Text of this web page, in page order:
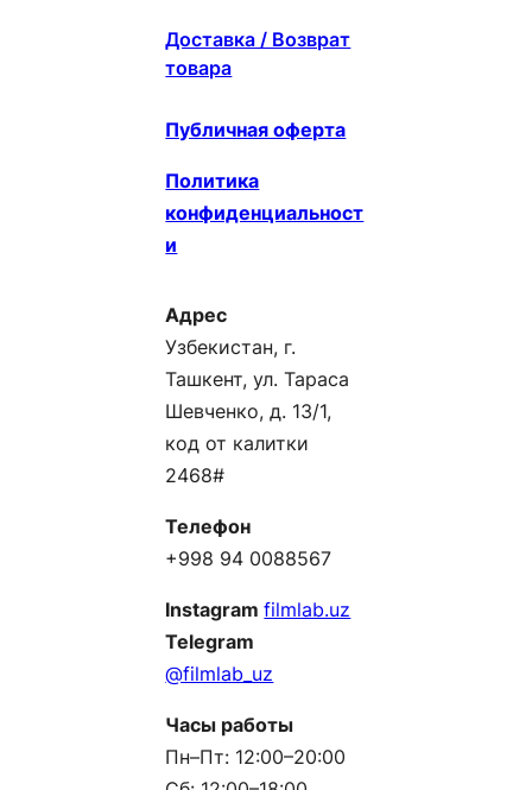
Доставка / Возврат
товара
Публичная оферта
Политика
конфиденциальност
и
Адрес
Узбекистан, г.
Ташкент, ул. Тараса
Шевченко, д. 13/1,
код от калитки
2468#
Телефон
+998 94 0088567
Instagramfilmlab.uz
Telegram
@filmlab_uz
Часы работы
Пн–Пт: 12:00–20:00